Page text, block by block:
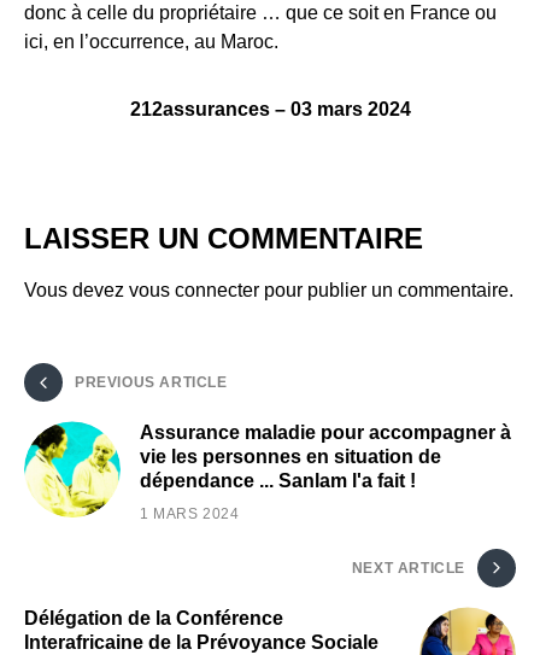
donc à celle du propriétaire … que ce soit en France ou
ici, en l’occurrence, au Maroc.
212assurances – 03 mars 2024
LAISSER UN COMMENTAIRE
Vous devez vous connecter pour publier un commentaire.
PREVIOUS ARTICLE
Assurance maladie pour accompagner à
vie les personnes en situation de
dépendance ... Sanlam l'a fait !
1 MARS 2024
NEXT ARTICLE
Délégation de la Conférence
Interafricaine de la Prévoyance Sociale